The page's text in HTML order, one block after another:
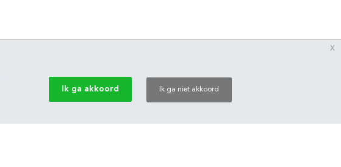
Ik ga akkoord Ik ga niet akkoord
x